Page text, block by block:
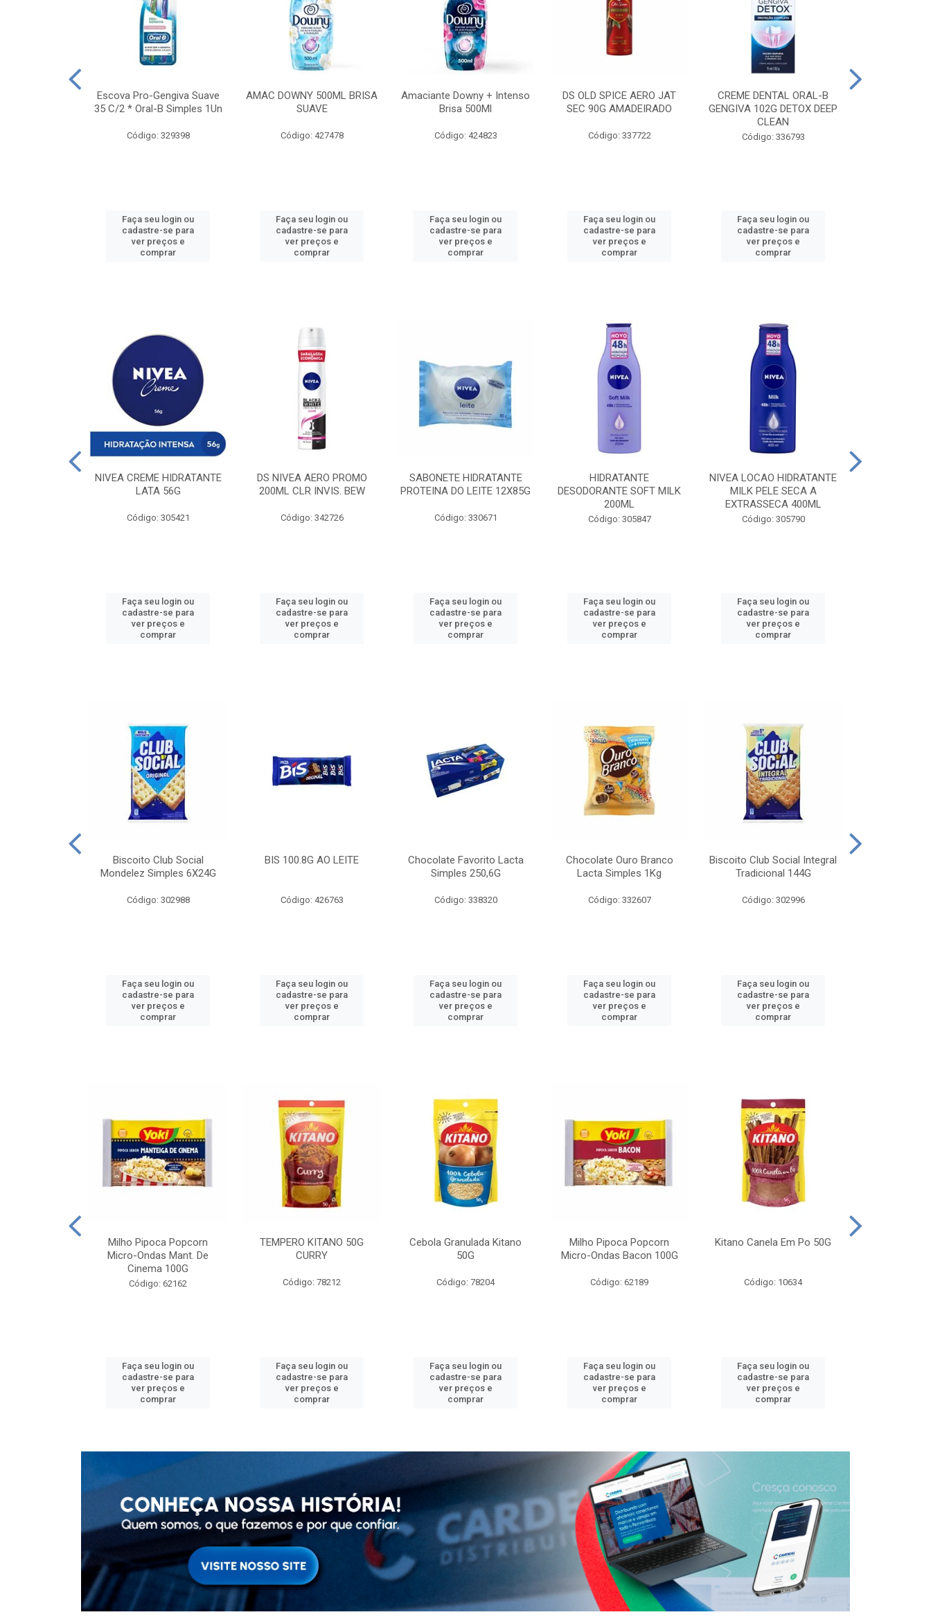
Escova Pro-Gengiva Suave
35 C/2 * Oral-B Simples 1Un
Código: 329398
Faça seu login ou
cadastre-se para
ver preços e
comprar
AMAC DOWNY 500ML BRISA
SUAVE
Código: 427478
Faça seu login ou
cadastre-se para
ver preços e
comprar
Amaciante Downy + Intenso
Brisa 500Ml
Código: 424823
Faça seu login ou
cadastre-se para
ver preços e
comprar
DS OLD SPICE AERO JAT
SEC 90G AMADEIRADO
Código: 337722
Faça seu login ou
cadastre-se para
ver preços e
comprar
CREME DENTAL ORAL-B
GENGIVA 102G DETOX DEEP
CLEAN
Código: 336793
Faça seu login ou
cadastre-se para
ver preços e
comprar
NIVEA CREME HIDRATANTE
LATA 56G
Código: 305421
Faça seu login ou
cadastre-se para
ver preços e
comprar
DS NIVEA AERO PROMO
200ML CLR INVIS. BEW
Código: 342726
Faça seu login ou
cadastre-se para
ver preços e
comprar
SABONETE HIDRATANTE
PROTEINA DO LEITE 12X85G
Código: 330671
Faça seu login ou
cadastre-se para
ver preços e
comprar
HIDRATANTE
DESODORANTE SOFT MILK
200ML
Código: 305847
Faça seu login ou
cadastre-se para
ver preços e
comprar
NIVEA LOCAO HIDRATANTE
MILK PELE SECA A
EXTRASSECA 400ML
Código: 305790
Faça seu login ou
cadastre-se para
ver preços e
comprar
Biscoito Club Social
Mondelez Simples 6X24G
Código: 302988
Faça seu login ou
cadastre-se para
ver preços e
comprar
BIS 100.8G AO LEITE
Código: 426763
Faça seu login ou
cadastre-se para
ver preços e
comprar
Chocolate Favorito Lacta
Simples 250,6G
Código: 338320
Faça seu login ou
cadastre-se para
ver preços e
comprar
Chocolate Ouro Branco
Lacta Simples 1Kg
Código: 332607
Faça seu login ou
cadastre-se para
ver preços e
comprar
Biscoito Club Social Integral
Tradicional 144G
Código: 302996
Faça seu login ou
cadastre-se para
ver preços e
comprar
Milho Pipoca Popcorn
Micro-Ondas Mant. De
Cinema 100G
Código: 62162
Faça seu login ou
cadastre-se para
ver preços e
comprar
TEMPERO KITANO 50G
CURRY
Código: 78212
Faça seu login ou
cadastre-se para
ver preços e
comprar
Cebola Granulada Kitano
50G
Código: 78204
Faça seu login ou
cadastre-se para
ver preços e
comprar
Milho Pipoca Popcorn
Micro-Ondas Bacon 100G
Código: 62189
Faça seu login ou
cadastre-se para
ver preços e
comprar
Kitano Canela Em Po 50G
Código: 10634
Faça seu login ou
cadastre-se para
ver preços e
comprar